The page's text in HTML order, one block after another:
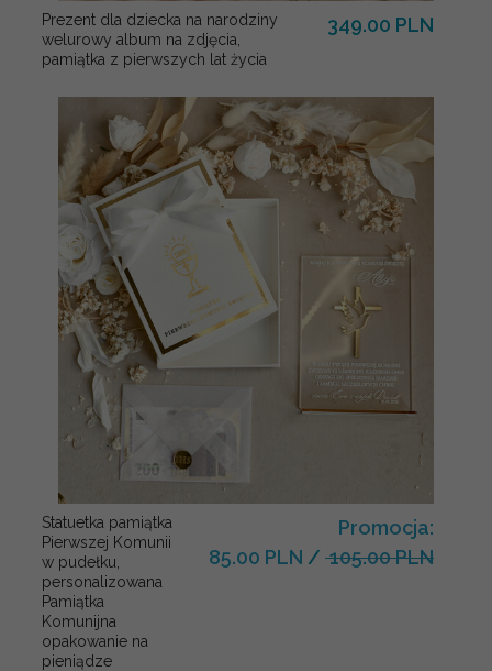
Prezent dla dziecka na narodziny
welurowy album na zdjęcia,
pamiątka z pierwszych lat życia
349.00 PLN
Statuetka pamiątka
Pierwszej Komunii
w pudełku,
personalizowana
Pamiątka
Komunijna
opakowanie na
pieniądze
Promocja:
85.00 PLN / 105.00 PLN